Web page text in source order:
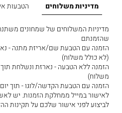
מדיניות משלוחים הטבעות
מדיניות המשלוחים של שמחונים
שהזמנתם
(לא כולל משלוח)
הזמנה ללא הטבעה - נארזת ונשלחת
משלוח)
הזמנה עם הטבעת הקדשה/לוגו - תוך
לאישור במייל ממחלקת הזמנות. יש
לביצוע לפני אישור שלכם על תקינות